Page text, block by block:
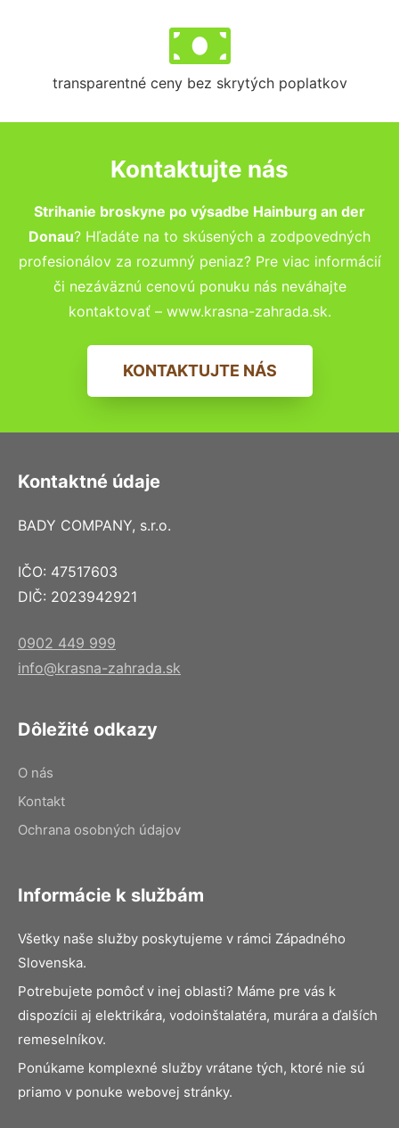
transparentné ceny bez skrytých poplatkov
Kontaktujte nás
Strihanie broskyne po výsadbe Hainburg an der
Donau? Hľadáte na to skúsených a zodpovedných
profesionálov za rozumný peniaz? Pre viac informácií
či nezáväznú cenovú ponuku nás neváhajte
kontaktovať – www.krasna-zahrada.sk.
KONTAKTUJTE NÁS
Kontaktné údaje
BADY COMPANY, s.r.o.
IČO: 47517603
DIČ: 2023942921
0902 449 999
info@krasna-zahrada.sk
Dôležité odkazy
O nás
Kontakt
Ochrana osobných údajov
Informácie k službám
Všetky naše služby poskytujeme v rámci Západného
Slovenska.
Potrebujete pomôcť v inej oblasti? Máme pre vás k
dispozícii aj elektrikára, vodoinštalatéra, murára a ďalších
remeselníkov.
Ponúkame komplexné služby vrátane tých, ktoré nie sú
priamo v ponuke webovej stránky.